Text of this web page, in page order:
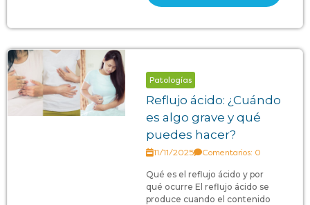
Patologías
Reflujo ácido: ¿Cuándo
es algo grave y qué
puedes hacer?
11/11/2025 Comentarios: 0
Qué es el reflujo ácido y por
qué ocurre El reflujo ácido se
produce cuando el contenido